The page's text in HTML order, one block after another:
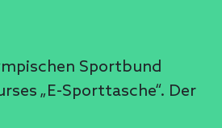
Sportbund
„E-Sporttasche“. Der